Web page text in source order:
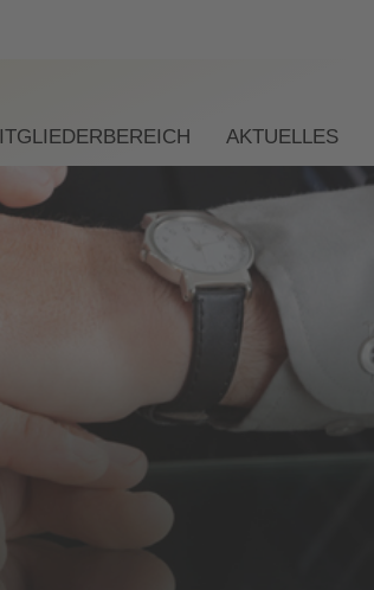
AKTUELLES